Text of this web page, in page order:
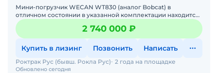
Мини-погрузчик WECAN WT830 (аналог Bobcat) в
отличном состоянии в указанной комплектации находится
на складе в Москве. Двигатель без нареканий. Цена с НДС.
В на
2 740 000 ₽
Купить в лизинг Позвонить Написать
Обновлено сегодня
Роктрак Рус (бывш. Рокла Рус) 2 года на площадке